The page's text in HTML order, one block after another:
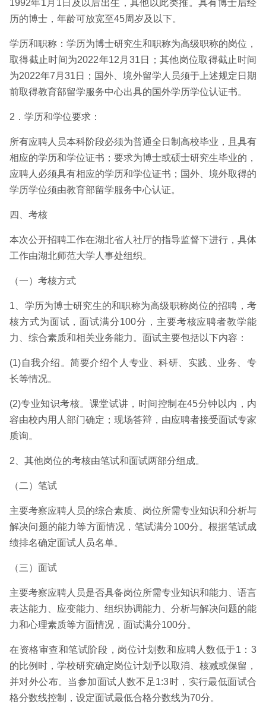
1992年1月1日及以后出生，其他以此类推。具有博士后经
历的博士，年龄可放宽至45周岁及以下。
学历和职称：学历为博士研究生和职称为高级职称的岗位，
取得截止时间为2022年12月31日；其他岗位取得截止时间
为2022年7月31日；国外、境外留学人员须于上述规定日期
前取得教育部留学服务中心出具的国外学历学位认证书。
2．学历和学位要求：
所有应聘人员本科阶段必须为普通全日制高校毕业，且具有
相应的学历和学位证书；要求为博士或硕士研究生毕业的，
应聘人必须具有相应的学历和学位证书；国外、境外取得的
学历学位须由教育部留学服务中心认证。
四、考核
本次公开招聘工作在湖北省人社厅的指导监督下进行，具体
工作由湖北师范大学人事处组织。
（一）考核方式
1、学历为博士研究生的和职称为高级职称岗位的招聘，考
核方式为面试，面试满分100分，主要考核应聘者教学能
力、综合素质和相关业务能力。面试主要包括以下内容：
(1)自我介绍。简要介绍个人专业、科研、实践、业务、专
长等情况。
(2)专业知识考核。课堂试讲，时间控制在45分钟以内，内
容由校内用人部门确定；现场答辩，由应聘者接受面试专家
质询。
2、其他岗位的考核由笔试和面试两部分组成。
（二）笔试
主要考察应聘人员的综合素质、岗位所需专业知识和分析与
解决问题的能力等方面情况，笔试满分100分。根据笔试成
绩排名确定面试人员名单。
（三）面试
主要考察应聘人员是否具备岗位所需专业知识和能力、语言
表达能力、应变能力、组织协调能力、分析与解决问题的能
力和心理素质等方面情况，面试满分100分。
在资格审查和笔试阶段，岗位计划数和应聘人数低于1：3
的比例时，学校研究确定岗位计划予以取消、核减或保留，
并对外公布。当参加面试人数不足1:3时，实行最低面试合
格分数线控制，设定面试最低合格分数线为70分。